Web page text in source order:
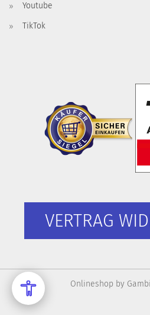
Youtube
TikTok
VERTRAG
Onlineshop by